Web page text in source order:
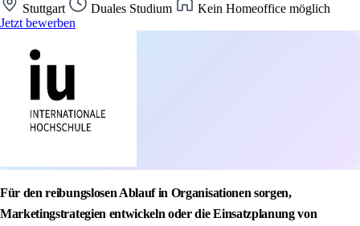
Stuttgart Duales Studium
Kein Homeoffice möglich
Jetzt bewerben
Für den reibungslosen Ablauf in Organisationen sorgen,
Marketingstrategien entwickeln oder die Einsatzplanung von